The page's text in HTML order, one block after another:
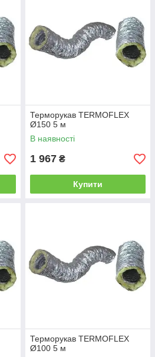
Терморукав TERMOFLEX
Ø150 5 м
В наявності
1 967 ₴
Купити
Терморукав TERMOFLEX
Ø100 5 м